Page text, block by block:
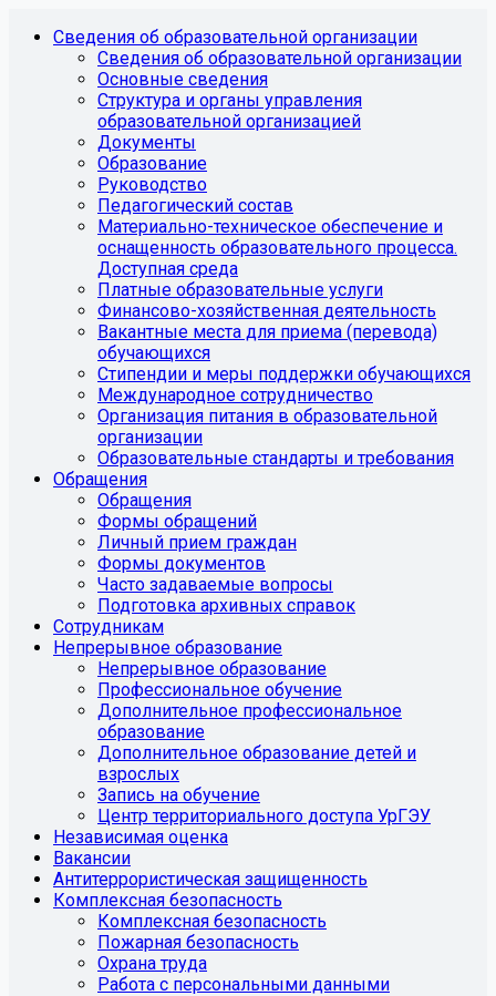
Сведения об образовательной организации
Сведения об образовательной организации
Основные сведения
Структура и органы управления
образовательной организацией
Документы
Образование
Руководство
Педагогический состав
Материально-техническое обеспечение и
оснащенность образовательного процесса.
Доступная среда
Платные образовательные услуги
Финансово-хозяйственная деятельность
Вакантные места для приема (перевода)
обучающихся
Стипендии и меры поддержки обучающихся
Международное сотрудничество
Организация питания в образовательной
организации
Образовательные стандарты и требования
Обращения
Обращения
Формы обращений
Личный прием граждан
Формы документов
Часто задаваемые вопросы
Подготовка архивных справок
Сотрудникам
Непрерывное образование
Непрерывное образование
Профессиональное обучение
Дополнительное профессиональное
образование
Дополнительное образование детей и
взрослых
Запись на обучение
Центр территориального доступа УрГЭУ
Независимая оценка
Вакансии
Антитеррористическая защищенность
Комплексная безопасность
Комплексная безопасность
Пожарная безопасность
Охрана труда
Работа с персональными данными